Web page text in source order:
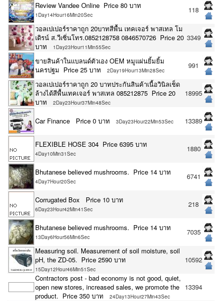
Review Vandee Online Price 80 บาท
1Day14Hour16Min20Sec
118
วอลเปเปอร์ราคาถูก 20บาทสีพื้น เทคเจอร์ พาสเทล โม
เดิรน์ ส.วีเซิ่นโทร.0852128758 0846570726 Price 20
บาท
1Day23Hour11Min55Sec
3349
ขายสินค้าในแบลนด์ตัวเอง OEM หมูแผ่นยิ้มยิ้ม
นครปฐม Price 25 บาท
2Day19Hour13Min28Sec
991
วอลเปเปอร์ราคาถูก 20 บาทประกันสินค้าเนื้อวินิลเช็ด
ล้างได้สีพื้นเทคเจอร์ พาสเทล 085212875 Price 20
บาท
2Day23Hour37Min48Sec
18995
Car Finance Price 0 บาท 3Day23Hour22Min53Sec 13389
FLEXIBLE HOSE 304 Price 6395 บาท
4Day10Min31Sec
1880
Bhutanese believed mushrooms. Price 14 บาท
4Day7Hour20Sec
6741
Corrugated Box Price 10 บาท
6Day23Hour42Min41Sec
218
Bhutanese believed mushrooms. Price 14 บาท
13Day6Hour56Min6Sec
7035
Measuring soil. Measurement of soil moisture, soil
pH, the ZD-05. Price 2590 บาท
15Day12Hour46Min51Sec
10592
Contractors post - bad economy is not good, quiet,
open new stores, increased sales, we promote the
product. Price 350 บาท
24Day13Hour27Min43Sec
13394